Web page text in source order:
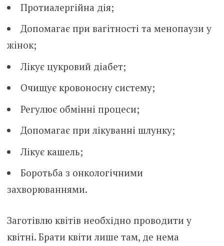
Протиалергійна дія;
Допомагає при вагітності та менопаузи у
жінок;
Лікує цукровий діабет;
Очищує кровоносну систему;
Регулює обмінні процеси;
Допомагає при лікуванні шлунку;
Лікує кашель;
Боротьба з онкологічними
захворюваннями.
Заготівлю квітів необхідно проводити у
квітні. Брати квіти лише там, де нема